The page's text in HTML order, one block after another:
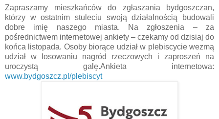
Zapraszamy mieszkańców do zgłaszania bydgoszczan,
którzy w ostatnim stuleciu swoją działalnością budowali
dobre imię naszego miasta. Na zgłoszenia – za
pośrednictwem internetowej ankiety – czekamy od dzisiaj do
końca listopada. Osoby biorące udział w plebiscycie wezmą
udział w losowaniu nagród rzeczowych i zaproszeń na
uroczystą galę.Ankieta internetowa:
www.bydgoszcz.pl/plebiscyt